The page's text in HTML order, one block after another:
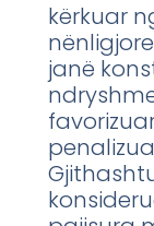
kërkuar
janë